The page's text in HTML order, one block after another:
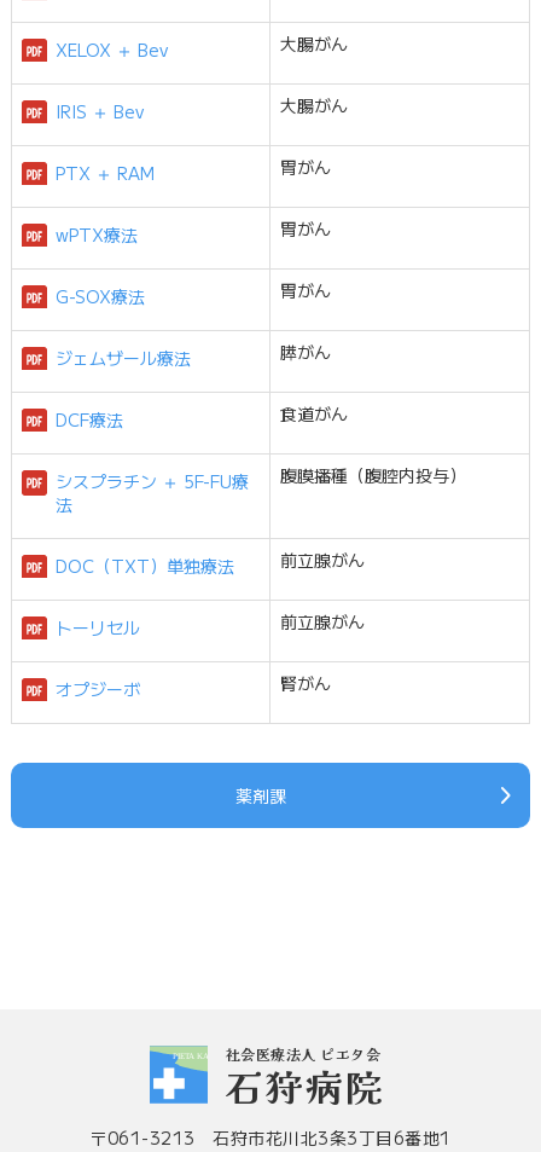
XELOX ＋ Bev 大腸がん
IRIS ＋ Bev 大腸がん
PTX ＋ RAM 胃がん
wPTX療法 胃がん
G-SOX療法 胃がん
ジェムザール療法 膵がん
DCF療法 食道がん
シスプラチン ＋ 5F-FU療
法
腹膜播種（腹腔内投与）
DOC（TXT）単独療法 前立腺がん
トーリセル 前立腺がん
オプジーボ 腎がん
薬剤課
社会医療法人 ピエタ会
石狩病院
〒061-3213 石狩市花川北3条3丁目6番地1